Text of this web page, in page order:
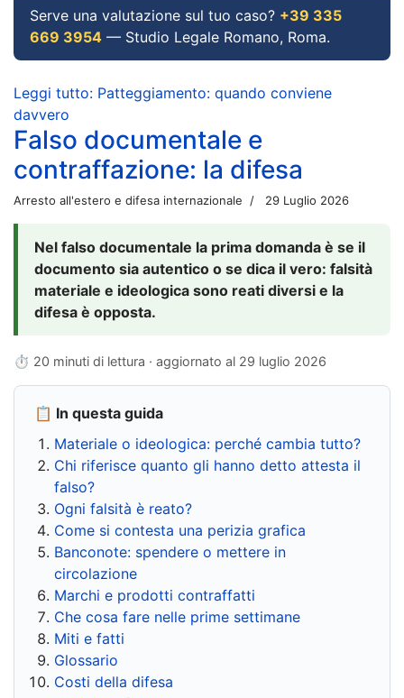
Serve una valutazione sul tuo caso? +39 335
669 3954 — Studio Legale Romano, Roma.
Leggi tutto: Patteggiamento: quando conviene
davvero
Falso documentale e
contraffazione: la difesa
Arresto all'estero e difesa internazionale 29 Luglio 2026
Nel falso documentale la prima domanda è se il
documento sia autentico o se dica il vero: falsità
materiale e ideologica sono reati diversi e la
difesa è opposta.
⏱ 20 minuti di lettura · aggiornato al 29 luglio 2026
📋 In questa guida
Materiale o ideologica: perché cambia tutto?
Chi riferisce quanto gli hanno detto attesta il
falso?
Ogni falsità è reato?
Come si contesta una perizia grafica
Banconote: spendere o mettere in
circolazione
Marchi e prodotti contraffatti
Che cosa fare nelle prime settimane
Miti e fatti
Glossario
Costi della difesa